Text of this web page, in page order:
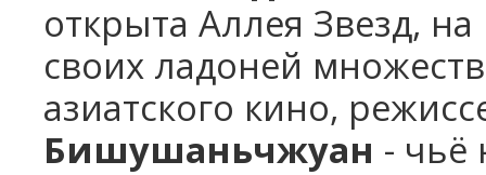
открыта Аллея Звезд,
своих ладоней
азиатского кино,
Бишушаньчжуан - чьё